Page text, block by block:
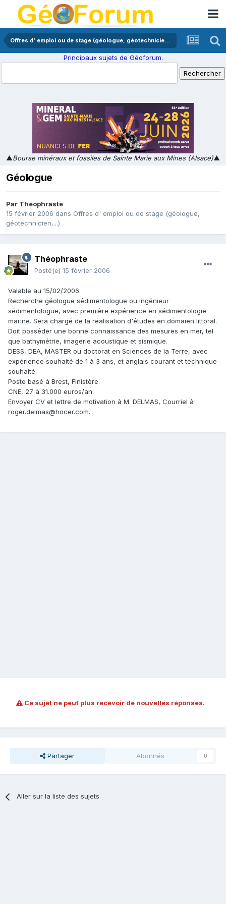
Offres d' emploi ou de stage (géologue, géotechnicien,...)
Principaux sujets de Géoforum.
▲Bourse minéraux et fossiles de Sainte Marie aux Mines (Alsace)▲
Géologue
Par Théophraste
15 février 2006 dans Offres d' emploi ou de stage (géologue,
géotechnicien,...)
Théophraste
Posté(e) 15 février 2006
Valable au 15/02/2006.
Recherche géologue sédimentologue ou ingénieur
sédimentologue, avec première expérience en sédimentologie
marine. Sera chargé de la réalisation d'études en domaien littoral.
Doit posséder une bonne connaissance des mesures en mer, tel
que bathymétrie, imagerie acoustique et sismique.
DESS, DEA, MASTER ou doctorat en Sciences de la Terre, avec
expérience souhaité de 1 à 3 ans, et anglais courant et technique
souhaité.
Poste basé à Brest, Finistère.
CNE, 27 à 31.000 euros/an.
Envoyer CV et lettre de motivation à M. DELMAS, Courriel à
roger.delmas@hocer.com.
Ce sujet ne peut plus recevoir de nouvelles réponses.
Partager Abonnés 0
Aller sur la liste des sujets